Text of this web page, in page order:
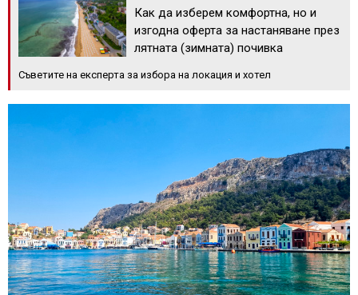
Как да изберем комфортна, но и
изгодна оферта за настаняване през
лятната (зимната) почивка
Съветите на експерта за избора на локация и хотел